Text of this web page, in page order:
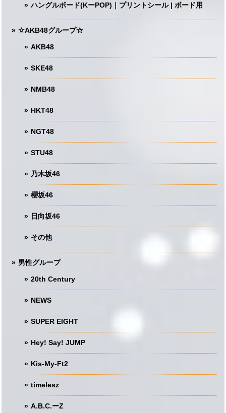
ハングルボード(KーPOP)｜プリントシール | ボード用
☆AKB48グループ☆
AKB48
SKE48
NMB48
HKT48
NGT48
STU48
乃木坂46
櫻坂46
日向坂46
その他
男性グループ
20th Century
NEWS
SUPER EIGHT
Hey! Say! JUMP
Kis-My-Ft2
timelesz
A.B.C.ーZ